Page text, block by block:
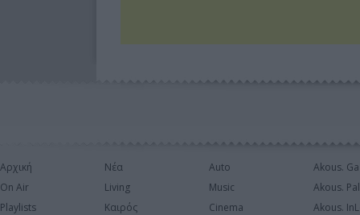
Αρχική
On Air
Playlists
Νέα
Living
Καιρός
Auto
Music
Cinema
Akous.
Akous.
Akous.